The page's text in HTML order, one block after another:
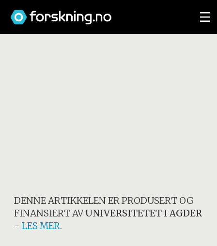
DENNE ARTIKKELEN ER PRODUSERT OG
FINANSIERT AVUNIVERSITETET I AGDER
-LES MER.